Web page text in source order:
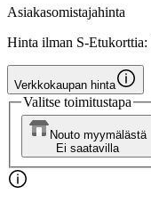
Asiakasomistajahinta
Hinta ilman S-Etukorttia:
Verkkokaupan hinta
Valitse toimitustapa
Nouto myymälästä
Ei saatavilla